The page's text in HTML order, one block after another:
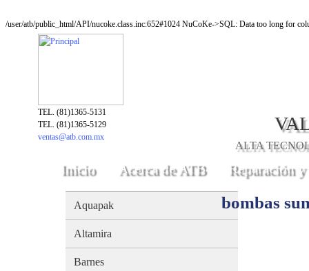
/user/atb/public_html/API/nucoke.class.inc:652#1024 NuCoKe->SQL: Data too long for
TEL. (81)1365-5131
TEL. (81)1365-5129
ventas@atb.com.mx
ALTA
Inicio Acerca de ATB Reparación
Aquapak
Altamira
Barnes
bombas